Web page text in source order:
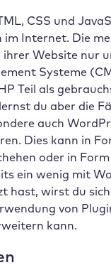
CSS und
Internet. Die
Website nur
Systeme
Teil als
du aber die
auch
Dies kann in
oder in Form
ein wenig mit
hast, wirst du
von
kann.